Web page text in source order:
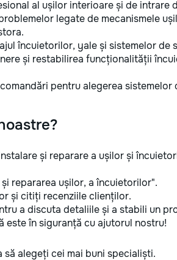
al ușilor interioare și de intrare
legate de mecanismele
încuietorilor, yale și sistemelor de
și restabilirea funcționalității
pentru alegerea sistemelor
și reparare a ușilor și
repararea ușilor, a încuietorilor".
și citiți recenziile clienților.
a discuta detaliile și a stabili un
în siguranță cu ajutorul nostru!
alegeți cei mai buni specialiști.